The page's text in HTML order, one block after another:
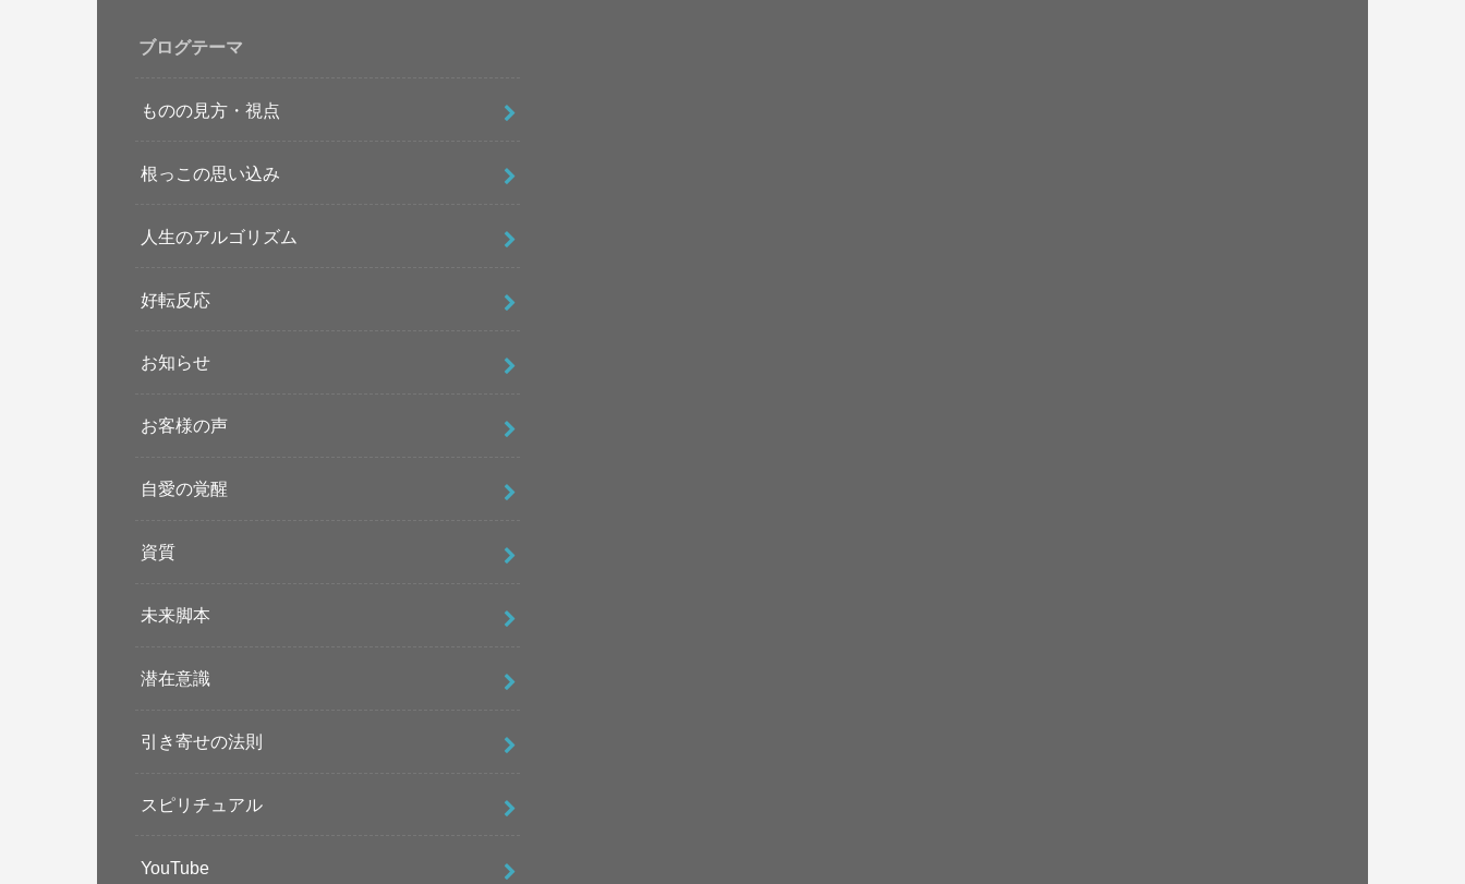
ブログテーマ
ものの見方・視点
根っこの思い込み
人生のアルゴリズム
好転反応
お知らせ
お客様の声
自愛の覚醒
資質
未来脚本
潜在意識
引き寄せの法則
スピリチュアル
YouTube